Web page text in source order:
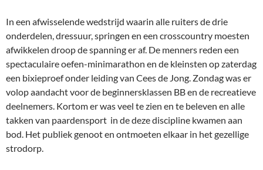
In een afwisselende wedstrijd waarin alle ruiters de drie
onderdelen, dressuur, springen en een crosscountry moesten
afwikkelen droop de spanning er af. De menners reden een
spectaculaire oefen-minimarathon en de kleinsten op zaterdag
een bixieproef onder leiding van Cees de Jong. Zondag was er
volop aandacht voor de beginnersklassen BB en de recreatieve
deelnemers. Kortom er was veel te zien en te beleven en alle
takken van paardensport in de deze discipline kwamen aan
bod. Het publiek genoot en ontmoeten elkaar in het gezellige
strodorp.